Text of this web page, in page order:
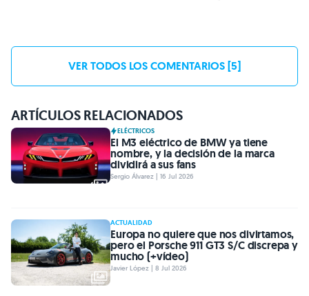
VER TODOS LOS COMENTARIOS [5]
ARTÍCULOS RELACIONADOS
ELÉCTRICOS
El M3 eléctrico de BMW ya tiene
nombre, y la decisión de la marca
dividirá a sus fans
Sergio Álvarez | 16 Jul 2026
ACTUALIDAD
Europa no quiere que nos divirtamos,
pero el Porsche 911 GT3 S/C discrepa y
mucho (+vídeo)
Javier López | 8 Jul 2026